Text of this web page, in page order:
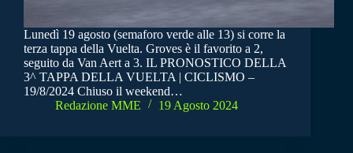
Lunedì 19 agosto (semaforo verde alle 13) si corre la
terza tappa della Vuelta. Groves è il favorito a 2,
seguito da Van Aert a 3. IL PRONOSTICO DELLA
3^ TAPPA DELLA VUELTA | CICLISMO –
19/8/2024 Chiuso il weekend…
Redazione MME
19 Agosto 2024